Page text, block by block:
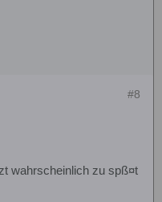
#8
wahrscheinlich zu spß¤t